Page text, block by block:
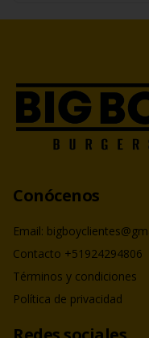
Conócenos
Email:
Contacto +51924294806
Términos y condiciones
Política de privacidad